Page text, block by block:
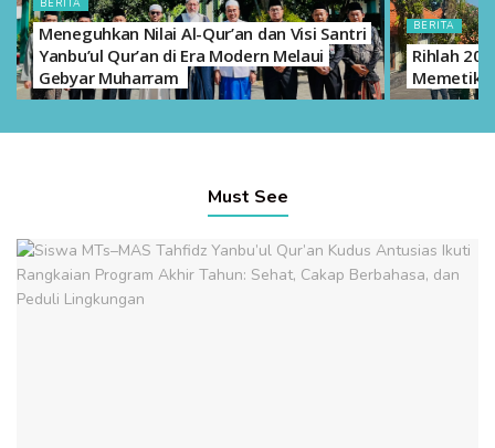
BERITA
Meneguhkan Nilai Al-Qur’an dan Visi Santri
Yanbu’ul Qur’an di Era Modern Melaui
Gebyar Muharram
BERITA
Rihlah
Memetik
Must See